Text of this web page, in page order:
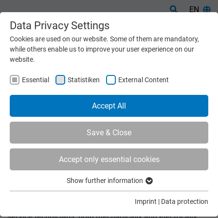
EN
Installation
INSTALLATION
Installation and commissioning are carried out by our own
service technicians, both mechanically and electrically.
Data Privacy Settings
Cookies are used on our website. Some of them are mandatory,
while others enable us to improve your user experience on our
website.
Essential Statistiken External Content
Accept All
Save & Close
Accept only essential cookies
Essential cookies are required for basic functions of the
Show further information
Imprint | Data protection